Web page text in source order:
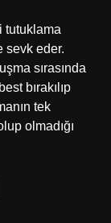
tutuklama
sevk eder.
sırasında
bırakılıp
tek
olmadığı